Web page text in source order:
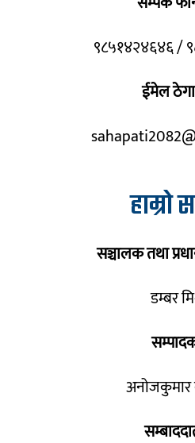
९८५१४२४६४६ /
ईमेल
हाम्रो
सञ्चालक तथा
डम्बर
अनोजकुमार